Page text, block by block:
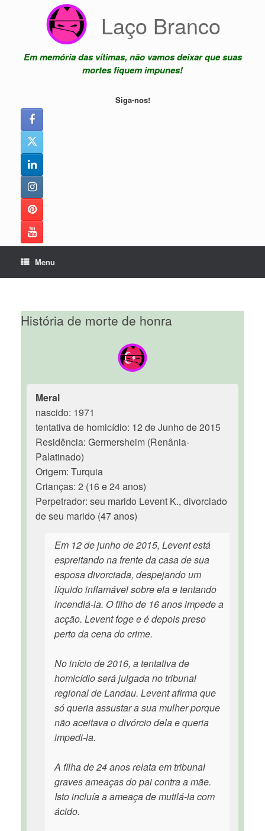
Laço Branco
Em memória das vítimas, não vamos deixar que suas
mortes fiquem impunes!
Siga-nos!
Menu
História de morte de honra
Meral
nascido: 1971
tentativa de homicídio: 12 de Junho de 2015
Residência: Germersheim (Renânia-
Palatinado)
Origem: Turquia
Crianças: 2 (16 e 24 anos)
Perpetrador: seu marido Levent K., divorciado
de seu marido (47 anos)
Em 12 de junho de 2015, Levent está
espreitando na frente da casa de sua
esposa divorciada, despejando um
líquido inflamável sobre ela e tentando
incendiá-la. O filho de 16 anos impede a
acção. Levent foge e é depois preso
perto da cena do crime.
No início de 2016, a tentativa de
homicídio será julgada no tribunal
regional de Landau. Levent afirma que
só queria assustar a sua mulher porque
não aceitava o divórcio dela e queria
impedi-la.
A filha de 24 anos relata em tribunal
graves ameaças do pai contra a mãe.
Isto incluía a ameaça de mutilá-la com
ácido.